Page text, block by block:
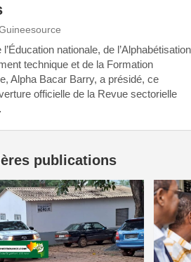
nationale, de
technique et de la Formation
Alpha Bacar Barry, a présidé, ce
officielle de la Revue sectorielle
publications